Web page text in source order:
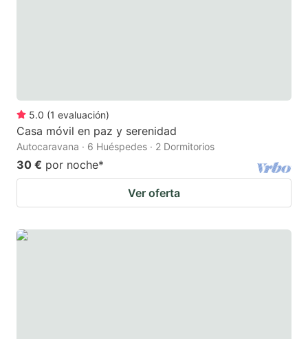
5.0 (1 evaluación)
Casa móvil en paz y serenidad
Autocaravana · 6 Huéspedes · 2 Dormitorios
30 € por noche*
Ver oferta